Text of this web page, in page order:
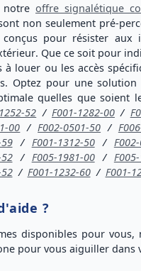
notre offre signalétique
non seulement pré-
conçus pour résister aux
. Que ce soit pour
à louer ou les accès
Optez pour unesolution
quelles que soient
52 / F001-1282-00 /
00 / F002-0501-50 /
/ F001-1312-50 /
/ F005-1981-00 /
/ F001-1232-60 / F001-
?
disponibles pour
pour vous aiguiller dans